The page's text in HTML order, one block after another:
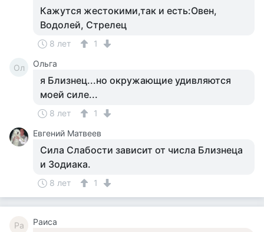
Кажутся жестокими,так и есть:Овен,
Водолей, Стрелец
8 лет 1
Ол Ольга
я Близнец...но окружающие удивляются
моей силе...
8 лет
1
Евгений Матвеев
Сила Слабости зависит от числа Близнеца
и Зодиака.
8 лет 1
Ра Раиса